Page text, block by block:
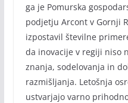
ga je Pomurska
podjetju Arcont v Gornji
izpostavil številne
da inovacije v regiji niso
znanja, sodelovanja in
razmišljanja. Letošnja
ustvarjajo varno